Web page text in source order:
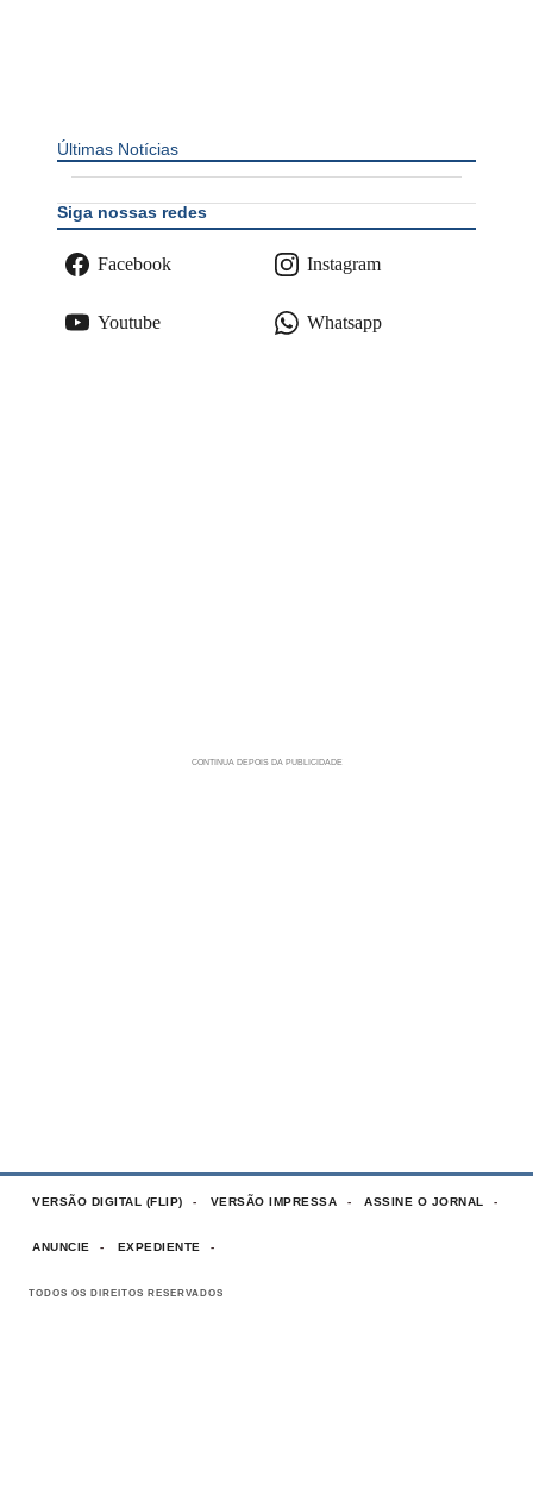
Últimas Notícias
Siga nossas redes
Facebook Instagram
Youtube Whatsapp
VERSÃO DIGITAL (FLIP) VERSÃO IMPRESSA ASSINE O JORNAL
ANUNCIE EXPEDIENTE
TODOS OS DIREITOS RESERVADOS